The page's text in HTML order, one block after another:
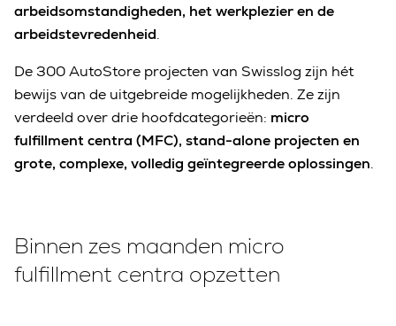
arbeidsomstandigheden, het werkplezier en de
arbeidstevredenheid.
De 300 AutoStore projecten van Swisslog zijn hét
bewijs van de uitgebreide mogelijkheden. Ze zijn
verdeeld over drie hoofdcategorieën: micro
fulfillment centra (MFC), stand-alone projecten en
grote, complexe, volledig geïntegreerde oplossingen.
Binnen zes maanden micro
fulfillment centra opzetten